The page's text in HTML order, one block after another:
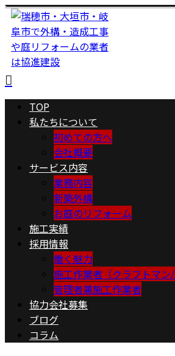
TOP
私たちについて
初めての方へ
会社概要
サービス内容
業務内容
新築外構
お庭のリフォーム
施工実績
採用情報
働く魅力
施工作業者（クラフトマン/
管理者兼施工作業者
協力会社募集
ブログ
コラム